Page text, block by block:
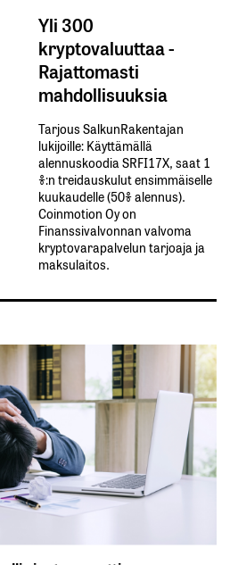
Yli 300
kryptovaluuttaa -
Rajattomasti
mahdollisuuksia
Tarjous SalkunRakentajan
lukijoille: Käyttämällä​ ​
alennuskoodia​ ​SRFI17X,​ ​saat​ ​1
%:n treidauskulut​ ​ensimmäiselle​ ​
kuukaudelle​ ​(50%​ ​alennus).
Coinmotion Oy on
Finanssivalvonnan valvoma
kryptovarapalvelun tarjoaja ja
maksulaitos.